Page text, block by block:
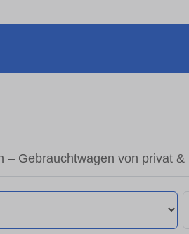
Gebrauchtwagen von privat &